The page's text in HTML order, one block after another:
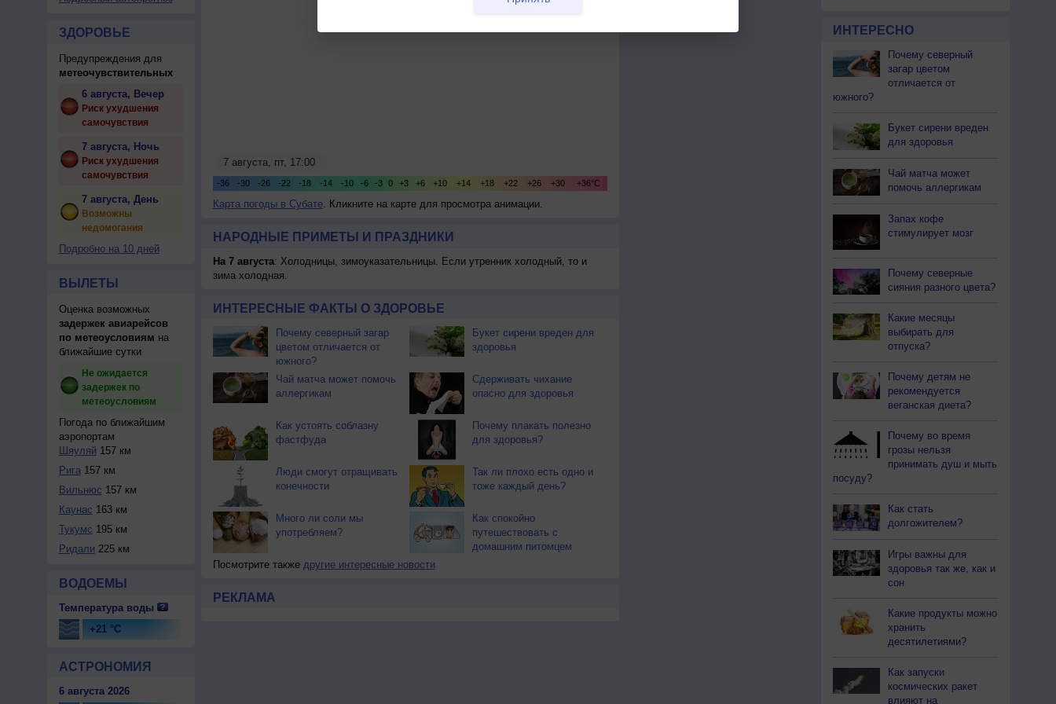
ЗДОРОВЬЕ
Предупреждения для
метеочувствительных
6 августа, Вечер
Риск ухудшения
самочувствия
7 августа, Ночь
Риск ухудшения
самочувствия
7 августа, День
Возможны
недомогания
Подробно на 10 дней
ВЫЛЕТЫ
Оценка возможных
задержек авиарейсов
по метеоусловиям на
ближайшие сутки
Не ожидается
задержек по
метеоусловиям
Погода по ближайшим
аэропортам
Шяуляй 157 км
Рига157 км
Вильнюс 157 км
Каунас 163 км
Тукумс 195 км
Ридали 225 км
ВОДОЕМЫ
Температура воды
+21 °C
АСТРОНОМИЯ
6 августа 2026
Карта погоды в Субате. Кликните на карте для просмотра анимации.
НАРОДНЫЕ ПРИМЕТЫ И ПРАЗДНИКИ
На 7 августа: Холодницы, зимоуказательницы. Если утренник холодный, то и
зима холодная.
ИНТЕРЕСНЫЕ ФАКТЫ О ЗДОРОВЬЕ
Почему северный загар
цветом отличается от
южного?
Букет сирени вреден для
здоровья
Чай матча может помочь
аллергикам
Сдерживать чихание
опасно для здоровья
Как устоять соблазну
фастфуда
Почему плакать полезно
для здоровья?
Люди смогут отращивать
конечности
Так ли плохо есть одно и
тоже каждый день?
Много ли соли мы
употребляем?
Как спокойно
путешествовать с
домашним питомцем
Посмотрите также другие интересные новости
РЕКЛАМА
ИНТЕРЕСНО
Почему северный
загар цветом
отличается от
южного?
Букет сирени вреден
для здоровья
Чай матча может
помочь аллергикам
Запах кофе
стимулирует мозг
Почему северные
сияния разного цвета?
Какие месяцы
выбирать для
отпуска?
Почему детям не
рекомендуется
веганская диета?
Почему во время
грозы нельзя
принимать душ и мыть
посуду?
Как стать
долгожителем?
Игры важны для
здоровья так же, как и
сон
Какие продукты можно
хранить
десятилетиями?
Как запуски
космических ракет
влияют на